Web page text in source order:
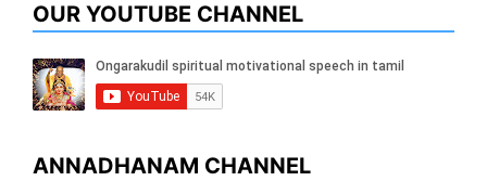
OUR YOUTUBE CHANNEL
ANNADHANAM CHANNEL